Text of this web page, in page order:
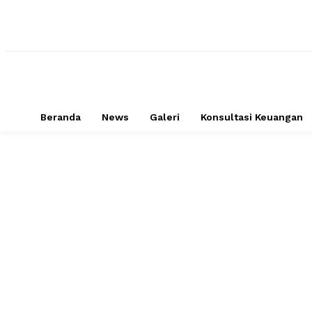
Beranda News Galeri Konsultasi Keuangan